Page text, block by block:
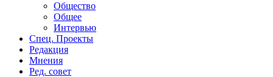
Общество
Общее
Интервью
Спец. Проекты
Редакция
Мнения
Ред. совет